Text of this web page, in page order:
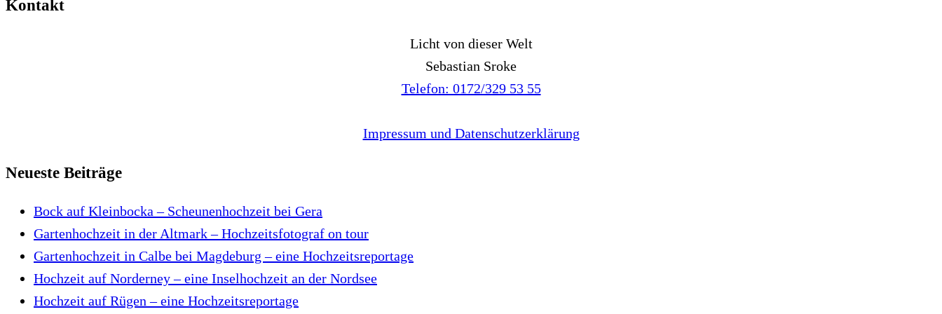
Kontakt
Licht von dieser Welt
Sebastian Sroke
Telefon: 0172/329 53 55
Impressum und Datenschutzerklärung
Neueste Beiträge
Bock auf Kleinbocka – Scheunenhochzeit bei Gera
Gartenhochzeit in der Altmark – Hochzeitsfotograf on tour
Gartenhochzeit in Calbe bei Magdeburg – eine Hochzeitsreportage
Hochzeit auf Norderney – eine Inselhochzeit an der Nordsee
Hochzeit auf Rügen – eine Hochzeitsreportage